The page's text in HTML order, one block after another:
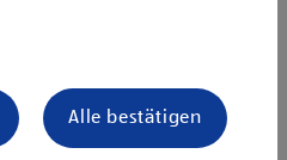
der Aufgaben
Tätigkeitsfeld
Alle bestätigen